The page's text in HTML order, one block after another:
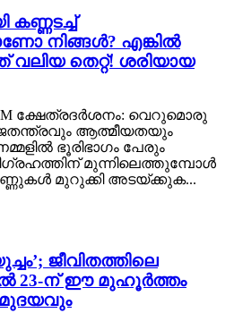
കണ്ണടച്ച്
നിങ്ങൾ? എങ്കിൽ
തെറ്റ്! ശരിയായ
zM ക്ഷേത്രദർശനം: വെറുമൊരു
ആത്മീയതയും
ഭൂരിഭാഗം പേരും
മുന്നിലെത്തുമ്പോൾ
മുറുക്കി അടയ്ക്കുക...
ജീവിതത്തിലെ
23-ന് ഈ മുഹൂർത്തം